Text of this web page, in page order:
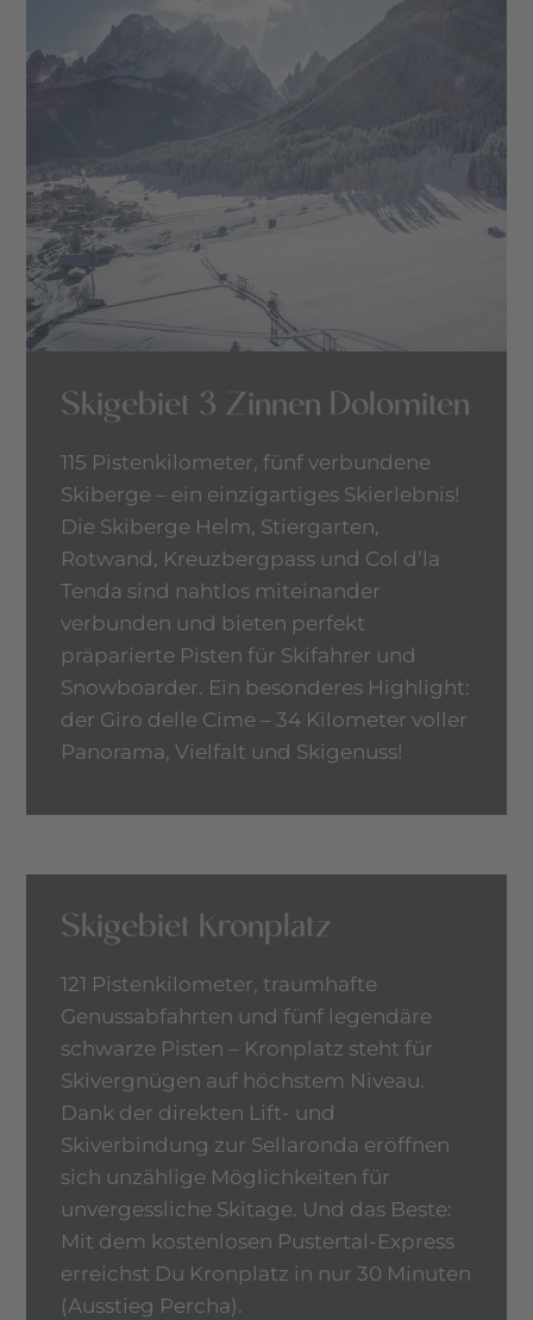
Skigebiet 3 Zinnen Dolomiten
115 Pistenkilometer, fünf verbundene
Skiberge – ein einzigartiges Skierlebnis!
Die Skiberge Helm, Stiergarten,
Rotwand, Kreuzbergpass und Col d’la
Tenda sind nahtlos miteinander
verbunden und bieten perfekt
präparierte Pisten für Skifahrer und
Snowboarder. Ein besonderes Highlight:
der Giro delle Cime – 34 Kilometer voller
Panorama, Vielfalt und Skigenuss!
Skigebiet Kronplatz
121 Pistenkilometer, traumhafte
Genussabfahrten und fünf legendäre
schwarze Pisten – Kronplatz steht für
Skivergnügen auf höchstem Niveau.
Dank der direkten Lift- und
Skiverbindung zur Sellaronda eröffnen
sich unzählige Möglichkeiten für
unvergessliche Skitage. Und das Beste:
Mit dem kostenlosen Pustertal-Express
erreichst Du Kronplatz in nur 30 Minuten
(Ausstieg Percha).